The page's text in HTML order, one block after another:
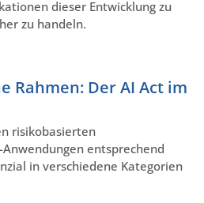
dieser Entwicklung zu
zu handeln.
Rahmen: Der AI Act im
risikobasierten
Anwendungen entsprechend
in verschiedene Kategorien